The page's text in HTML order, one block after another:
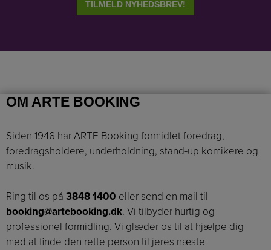
OM ARTE BOOKING
Siden 1946 har ARTE Booking formidlet foredrag,
foredragsholdere, underholdning, stand-up komikere og
musik.
Ring til os på 3848 1400 eller send en mail til
booking@artebooking.dk. Vi tilbyder hurtig og
professionel formidling. Vi glæder os til at hjælpe dig
med at finde den rette person til jeres næste